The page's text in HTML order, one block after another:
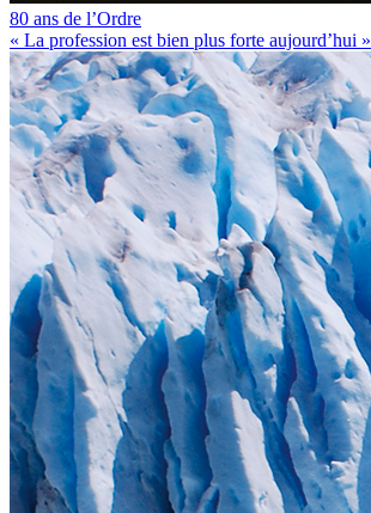
80 ans de l’Ordre
« La profession est bien plus forte aujourd’hui »